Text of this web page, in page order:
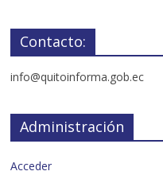
Contacto:
info@quitoinforma.gob.ec
Administración
Acceder